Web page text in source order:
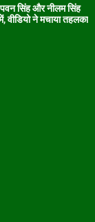
सिंह और नीलम सिंह
वीडियो ने मचाया तहलका